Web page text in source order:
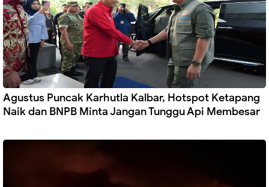
Agustus Puncak Karhutla Kalbar, Hotspot Ketapang
Naik dan BNPB Minta Jangan Tunggu Api Membesar